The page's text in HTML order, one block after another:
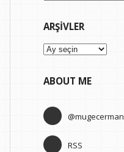
ARŞIVLER
Arşivler
ABOUT ME
@mugecerman
RSS